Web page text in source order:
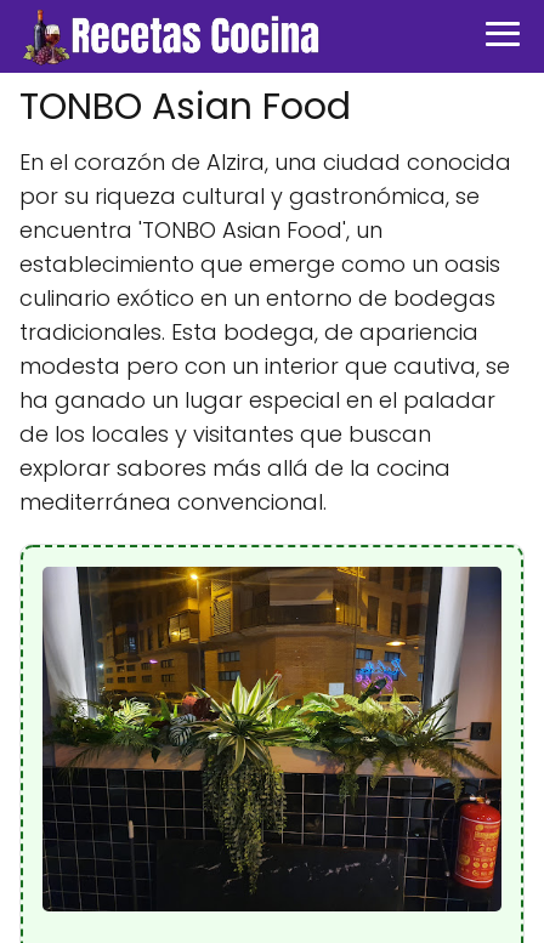
TONBO Asian Food
En el corazón de Alzira, una ciudad conocida
por su riqueza cultural y gastronómica, se
encuentra 'TONBO Asian Food', un
establecimiento que emerge como un oasis
culinario exótico en un entorno de bodegas
tradicionales. Esta bodega, de apariencia
modesta pero con un interior que cautiva, se
ha ganado un lugar especial en el paladar
de los locales y visitantes que buscan
explorar sabores más allá de la cocina
mediterránea convencional.